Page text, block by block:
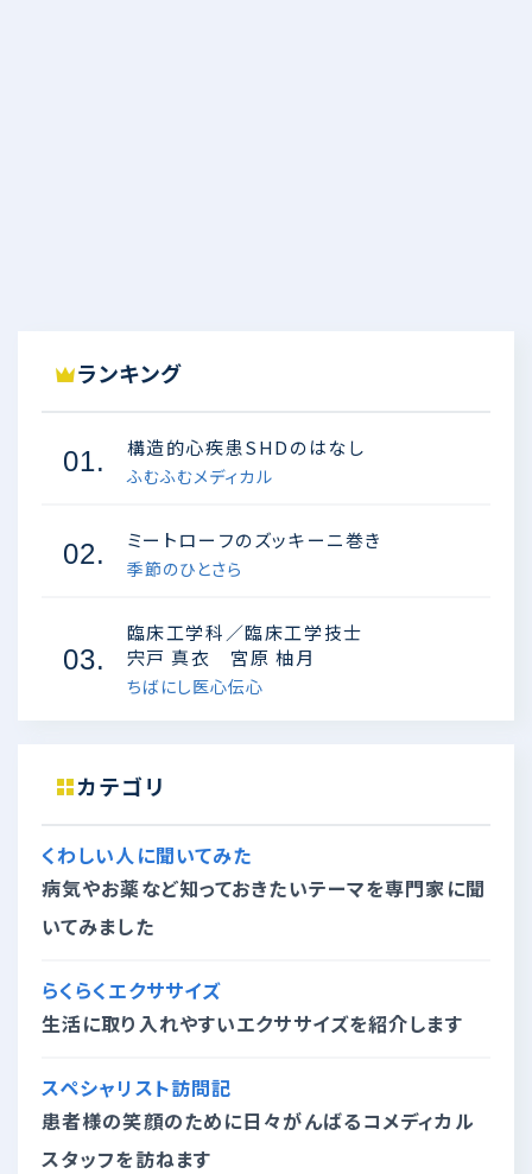
ランキング
01. 構造的心疾患SHDのはなし
ふむふむメディカル
02. ミートローフのズッキーニ巻き
季節のひとさら
03.
臨床工学科／臨床工学技士
宍戸 真衣 宮原 柚月
ちばにし医心伝心
カテゴリ
くわしい人に聞いてみた
病気やお薬など知っておきたいテーマを専門家に聞
いてみました
らくらくエクササイズ
生活に取り入れやすいエクササイズを紹介します
スペシャリスト訪問記
患者様の笑顔のために日々がんばるコメディカル
スタッフを訪ねます